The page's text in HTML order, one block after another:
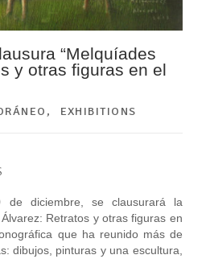
“Melquíades
y otras figuras en el
, EXHIBITIONS
de diciembre, se clausurará la
Retratos y otras figuras en
que ha reunido más de
dibujos, pinturas y una escultura,